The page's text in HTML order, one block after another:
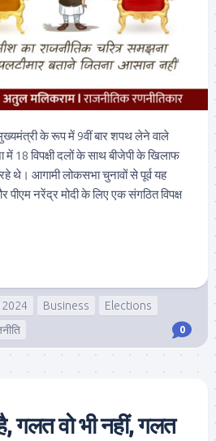
के रूप में 9वीं बार शपथ लेने वाले
में 18 विपक्षी दलों के साथ बीजेपी के खिलाफ
थे। आगामी लोकसभा चुनावों से पूर्व यह
पीएम नरेंद्र मोदी के लिए एक संगठित विपक्ष
2024 Business
Elections
0
गलत वो भी नहीं, गलत